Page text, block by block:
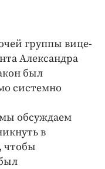
группы вице-
Александра
был
системно
обсуждаем
в
чтобы